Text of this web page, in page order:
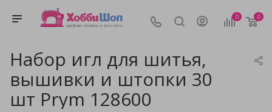
0 0
Набор игл для шитья,
вышивки и штопки 30
шт Prym 128600